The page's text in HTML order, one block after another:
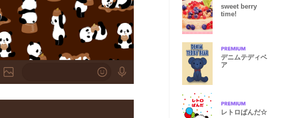
sweet berry
time!
デニムテディベ
ア
レトロぱんだ☆